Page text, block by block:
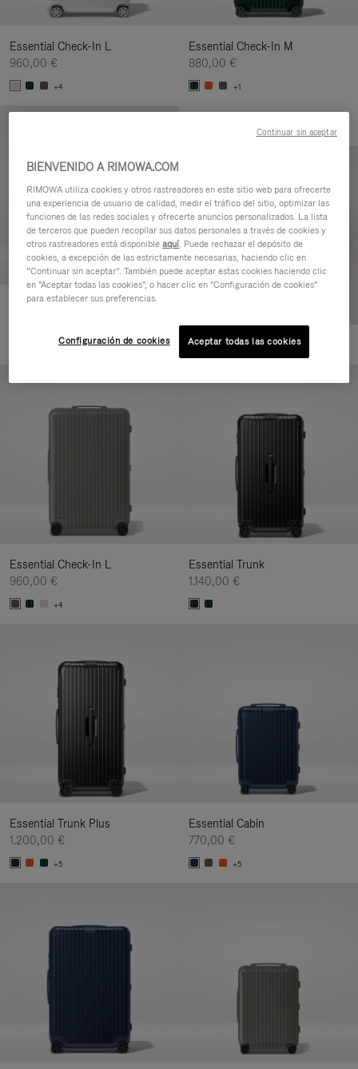
Essential Check-In L
960,00 €
+4
Essential Check-In M
880,00 €
+1
Essential Cabin
+5
Essential Check-In L
960,00 €
+4
Essential Trunk
1.140,00 €
Essential Trunk Plus
1.200,00 €
+5
Essential Cabin
770,00 €
+5
BIENVENIDO A RIMOWA.COM
RIMOWA utiliza cookies y otros rastreadores en este sitio web para ofrecerte
una experiencia de usuario de calidad, medir el tráfico del sitio, optimizar las
funciones de las redes sociales y ofrecerte anuncios personalizados. La lista
de terceros que pueden recopilar sus datos personales a través de cookies y
otros rastreadores está disponibleaquí. Puede rechazar el depósito de
cookies, a excepción de las estrictamente necesarias, haciendo clic en
“Continuar sin aceptar”. También puede aceptar estas cookies haciendo clic
en "Aceptar todas las cookies", o hacer clic en "Configuración de cookies"
para establecer sus preferencias.
Configuración de cookies Aceptar todas las cookies
Continuar sin aceptar